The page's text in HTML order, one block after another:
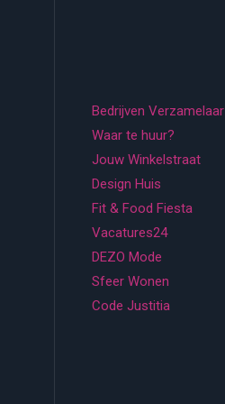
Bedrijven Verzamelaar
Waar te huur?
Jouw Winkelstraat
Design Huis
Fit & Food Fiesta
Vacatures24
DEZO Mode
Sfeer Wonen
Code Justitia